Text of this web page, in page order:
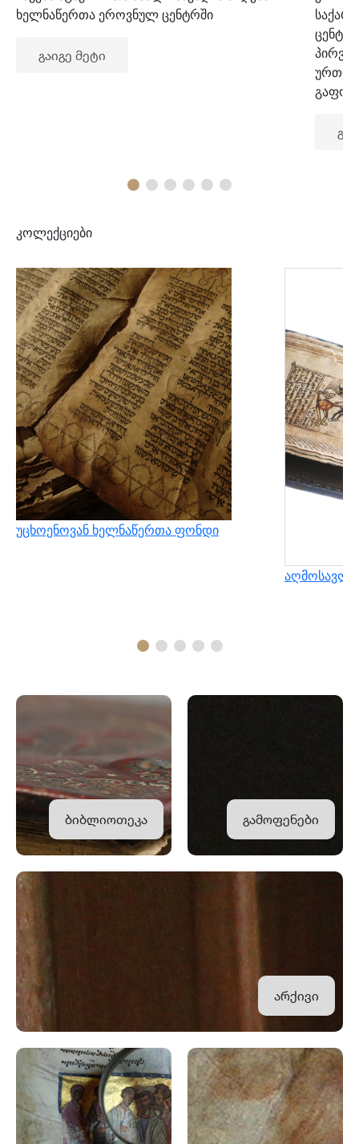
ხელნაწერთა ეროვნულ ცენტრში
გაიგე მეტი
კოლექციები
უცხოენოვან ხელნაწერთა ფონდი
ბიბლიოთეკა გამოფენები
არქივი